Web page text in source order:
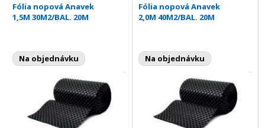
Fólia nopová Anavek
1,5M 30M2/BAL. 20M
Na objednávku
Fólia nopová Anavek
2,0M 40M2/BAL. 20M
Na objednávku